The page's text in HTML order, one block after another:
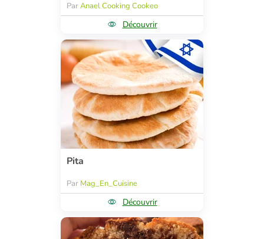
Par Anael Cooking Cookeo
Découvrir
Pita
Par Mag_En_Cuisine
Découvrir